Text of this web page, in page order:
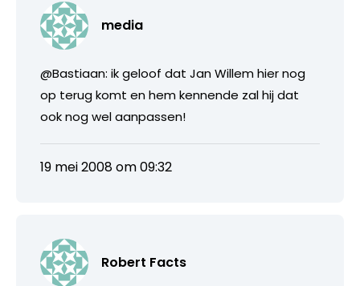
media
@Bastiaan: ik geloof dat Jan Willem hier nog
op terug komt en hem kennende zal hij dat
ook nog wel aanpassen!
19 mei 2008 om 09:32
Robert Facts